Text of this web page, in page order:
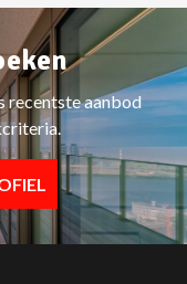
recentste aanbod